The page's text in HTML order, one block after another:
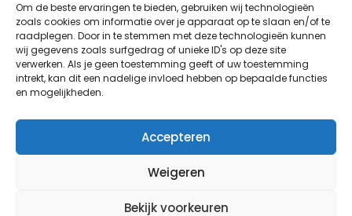
Om de beste ervaringen te bieden, gebruiken wij technologieën
zoals cookies om informatie over je apparaat op te slaan en/of te
raadplegen. Door in te stemmen met deze technologieën kunnen
wij gegevens zoals surfgedrag of unieke ID's op deze site
verwerken. Als je geen toestemming geeft of uw toestemming
intrekt, kan dit een nadelige invloed hebben op bepaalde functies
en mogelijkheden.
Accepteren
Weigeren
Bekijk voorkeuren
Binnen 24 uur wordt er contact met u opgenomen.
© Copyright LETSELSCHADE-CLAIM 2026. Alle rechten